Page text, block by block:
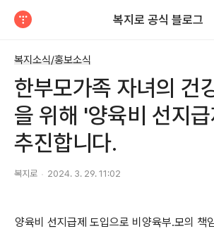
복지로 공식 블로그
복지소식/홍보소식
한부모가족 자녀의 건
을 위해 '양육비 선지
추진합니다.
복지로 2024. 3. 29. 11:02
양육비 선지급제 도입으로 비양육부.모의 책